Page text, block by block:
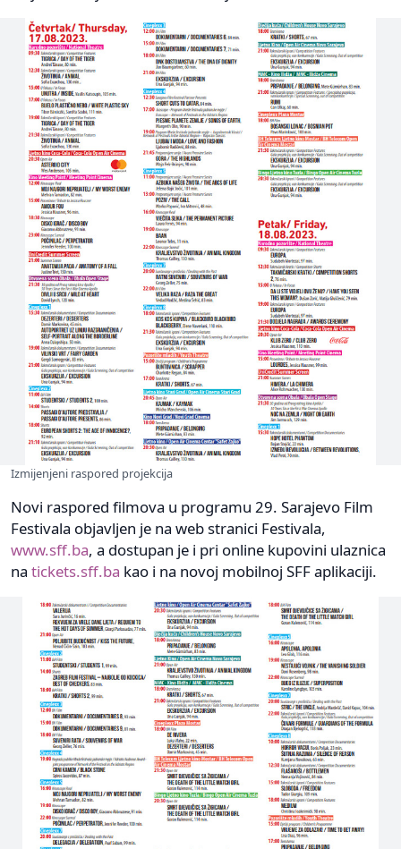
Izmijenjeni raspored projekcija
Novi raspored filmova u programu 29. Sarajevo Film
Festivala objavljen je na web stranici Festivala,
www.sff.ba, a dostupan je i pri online kupovini ulaznica
na tickets.sff.ba kao i na novoj mobilnoj SFF aplikaciji.